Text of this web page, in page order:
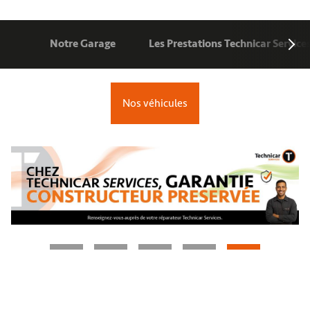
Notre Garage Les Prestations Technicar
Nos véhicules